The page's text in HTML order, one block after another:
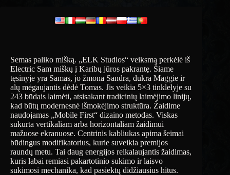
Semas paliko mišką. „ELK Studios“ veiksmą perkėlė iš
Electric Sam miškų į Karibų jūros pakrantę. Šiame
tęsinyje yra Samas, jo žmona Sandra, dukra Maggie ir
alų mėgaujantis dėdė Tomas. Jis veikia 5×3 tinklelyje su
243 būdais laimėti, atsisakant tradicinių laimėjimo linijų,
kad būtų modernesnė išmokėjimo struktūra. Žaidime
naudojamas „Mobile First“ dizaino metodas. Viskas
sukurta vertikaliam arba horizontaliam žaidimui
mažuose ekranuose. Centrinis kabliukas apima šeimai
būdingus modifikatorius, kurie suveikia premijos
raundų metu. Tai daug energijos reikalaujantis žaidimas,
kuris labai remiasi pakartotinio sukimo ir laisvo
sukimosi mechanika, kad pasiektų didžiausius hitus.